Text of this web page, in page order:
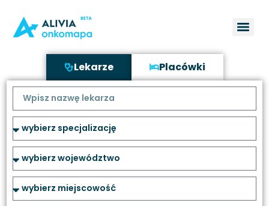
Lekarze Placówki